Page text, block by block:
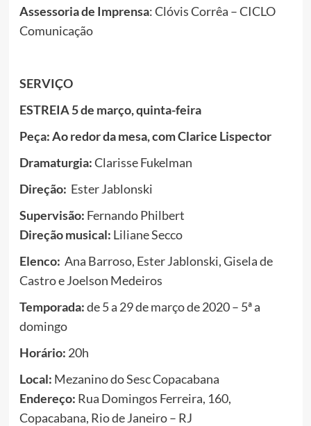
Assessoria de Imprensa: Clóvis Corrêa – CICLO
Comunicação
SERVIÇO
ESTREIA 5 de março, quinta-feira
Peça: Ao redor da mesa, com Clarice Lispector
Dramaturgia:Clarisse Fukelman
Direção: Ester Jablonski
Supervisão: Fernando Philbert
Direção musical: Liliane Secco
Elenco: Ana Barroso, Ester Jablonski, Gisela de
Castro e Joelson Medeiros
Temporada:de 5 a 29 de março de 2020 – 5ª a
domingo
Horário: 20h
Local: Mezanino do Sesc Copacabana
Endereço: Rua Domingos Ferreira, 160,
Copacabana, Rio de Janeiro – RJ